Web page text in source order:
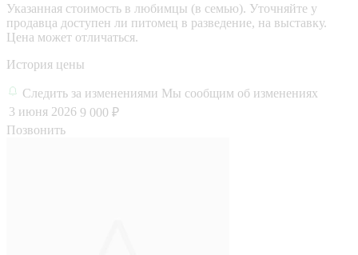
Указанная стоимость в любимцы (в семью). Уточняйте у
продавца доступен ли питомец в разведение, на выставку.
Цена может отличаться.
История цены
Следить за изменениями Мы сообщим об изменениях
3 июня 2026 9 000 ₽
Позвонить